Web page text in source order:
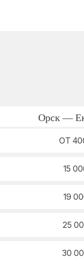
Орск —
ОТ
15
19
25
30